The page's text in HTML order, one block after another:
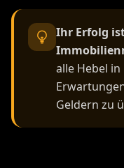
Ihr Erfolg
alle Hebel
Geldern zu